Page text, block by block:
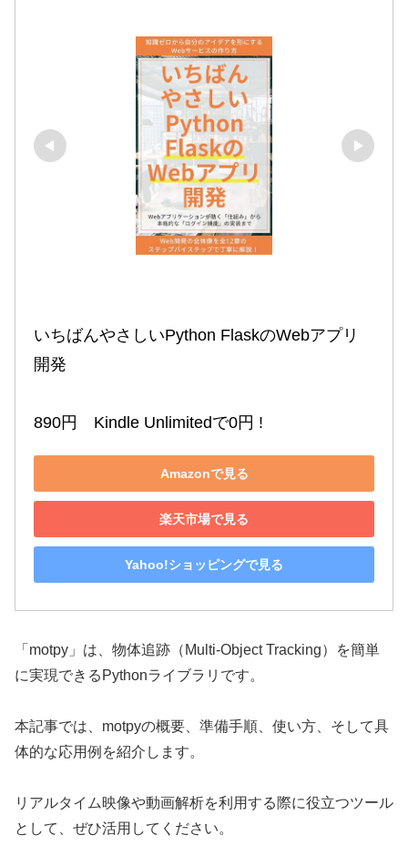
いちばんやさしいPython FlaskのWebアプリ
開発
890円　Kindle Unlimitedで0円 !
Amazonで見る
楽天市場で見る
Yahoo!ショッピングで見る
「motpy」は、物体追跡（Multi-Object Tracking）を簡単
に実現できるPythonライブラリです。
本記事では、motpyの概要、準備手順、使い方、そして具
体的な応用例を紹介します。
リアルタイム映像や動画解析を利用する際に役立つツール
として、ぜひ活用してください。